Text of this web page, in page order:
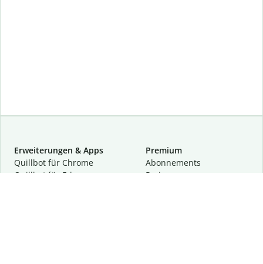
Erweiterungen & Apps
Quillbot für Chrome
Quillbot für Edge
Premium
Abon­ne­ments
Preise